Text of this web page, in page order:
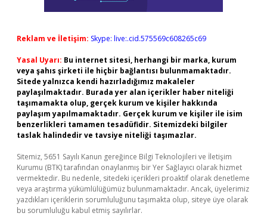
Reklam ve İletişim: Skype: live:.cid.575569c608265c69
Yasal Uyarı: Bu internet sitesi, herhangi bir marka, kurum
veya şahıs şirketi ile hiçbir bağlantısı bulunmamaktadır.
Sitede yalnızca kendi hazırladığımız makaleler
paylaşılmaktadır. Burada yer alan içerikler haber niteliği
taşımamakta olup, gerçek kurum ve kişiler hakkında
paylaşım yapılmamaktadır. Gerçek kurum ve kişiler ile isim
benzerlikleri tamamen tesadüfidir. Sitemizdeki bilgiler
taslak halindedir ve tavsiye niteliği taşımazlar.
Sitemiz, 5651 Sayılı Kanun gereğince Bilgi Teknolojileri ve İletişim
Kurumu (BTK) tarafından onaylanmış bir Yer Sağlayıcı olarak hizmet
vermektedir. Bu nedenle, sitedeki içerikleri proaktif olarak denetleme
veya araştırma yükümlülüğümüz bulunmamaktadır. Ancak, üyelerimiz
yazdıkları içeriklerin sorumluluğunu taşımakta olup, siteye üye olarak
bu sorumluluğu kabul etmiş sayılırlar.